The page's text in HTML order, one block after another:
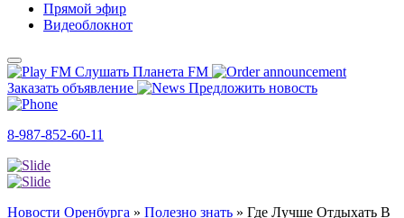
Прямой эфир
Видеоблокнот
Слушать Планета FM
Заказать объявление
Предложить новость
8-987-852-60-11
Новости Оренбурга » Полезно знать » Где Лучше Отдыхать В